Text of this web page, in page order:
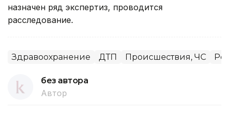
назначен ряд экспертиз, проводится
расследование.
Здравоохранение ДТП Происшествия, ЧС
без автора
Автор